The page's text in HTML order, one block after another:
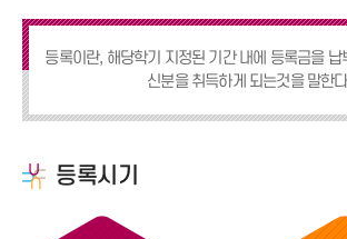
등록이란, 해당학기 지정된 기간 내에 등록금을 납
신분을 취득하게 되는것을 말한
등록시기